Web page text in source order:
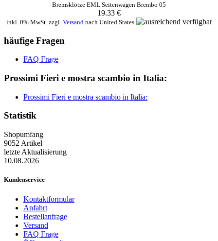
Bremsklötze EML Seitenwagen Brembo 05
19.33 €
inkl. 0% MwSt. zzgl. Versand nach United States
häufige Fragen
FAQ Frage
Prossimi Fieri e mostra scambio in Italia:
Prossimi Fieri e mostra scambio in Italia:
Statistik
Shopumfang
9052 Artikel
letzte Aktualisierung
10.08.2026
Kundenservice
Kontaktformular
Anfahrt
Bestellanfrage
Versand
FAQ Frage